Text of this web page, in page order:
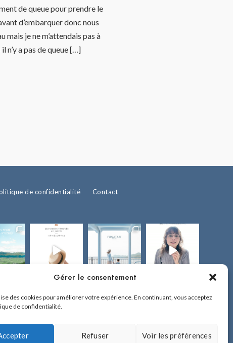
Gérer le consentement
des cookies pour améliorer votre expérience. En continuant, vous acceptez
de confidentialité.
Refuser Voir les préférences
de queue pour prendre le
d’embarquer donc nous
mais je ne m’attendais pas à
n’y a pas de queue […]
de confidentialité Contact